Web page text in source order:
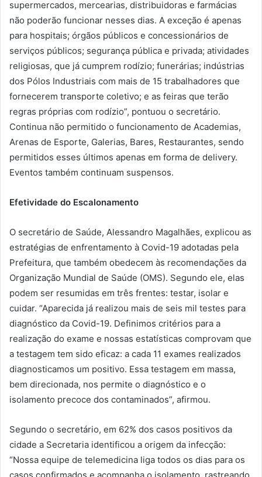
supermercados, mercearias, distribuidoras e farmácias
não poderão funcionar nesses dias. A exceção é apenas
para hospitais; órgãos públicos e concessionários de
serviços públicos; segurança pública e privada; atividades
religiosas, que já cumprem rodízio; funerárias; indústrias
dos Pólos Industriais com mais de 15 trabalhadores que
fornecerem transporte coletivo; e as feiras que terão
regras próprias com rodízio”, pontuou o secretário.
Continua não permitido o funcionamento de Academias,
Arenas de Esporte, Galerias, Bares, Restaurantes, sendo
permitidos esses últimos apenas em forma de delivery.
Eventos também continuam suspensos.
Efetividade do Escalonamento
O secretário de Saúde, Alessandro Magalhães, explicou as
estratégias de enfrentamento à Covid-19 adotadas pela
Prefeitura, que também obedecem às recomendações da
Organização Mundial de Saúde (OMS). Segundo ele, elas
podem ser resumidas em três frentes: testar, isolar e
cuidar. “Aparecida já realizou mais de seis mil testes para
diagnóstico da Covid-19. Definimos critérios para a
realização do exame e nossas estatísticas comprovam que
a testagem tem sido eficaz: a cada 11 exames realizados
diagnosticamos um positivo. Essa testagem em massa,
bem direcionada, nos permite o diagnóstico e o
isolamento precoce dos contaminados”, afirmou.
Segundo o secretário, em 62% dos casos positivos da
cidade a Secretaria identificou a origem da infecção:
“Nossa equipe de telemedicina liga todos os dias para os
casos confirmados e acompanha o isolamento, rastreando